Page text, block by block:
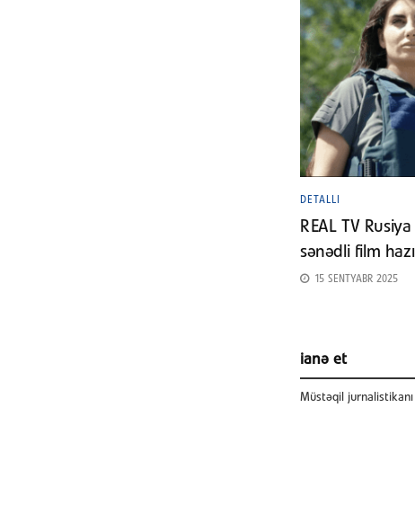
DETALLI
REAL TV
sənədli film
15 SENTYABR 2025
ianə et
Müstəqil